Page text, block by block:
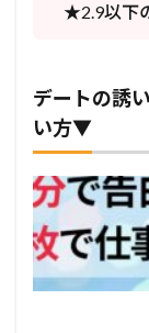
★2.9以下
デートの誘
い方▼